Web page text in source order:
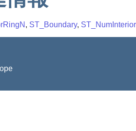
, ST_Boundary,